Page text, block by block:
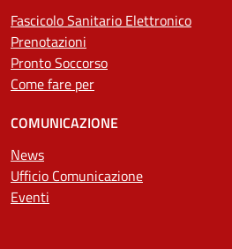
Fascicolo Sanitario Elettronico
Prenotazioni
Pronto Soccorso
Come fare per
COMUNICAZIONE
News
Ufficio Comunicazione
Eventi